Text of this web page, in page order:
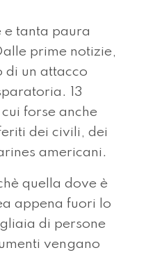
e tanta paura
prime notizie,
di un attacco
13
forse anche
dei civili, dei
americani.
quella dove è
appena fuori lo
di persone
vengano